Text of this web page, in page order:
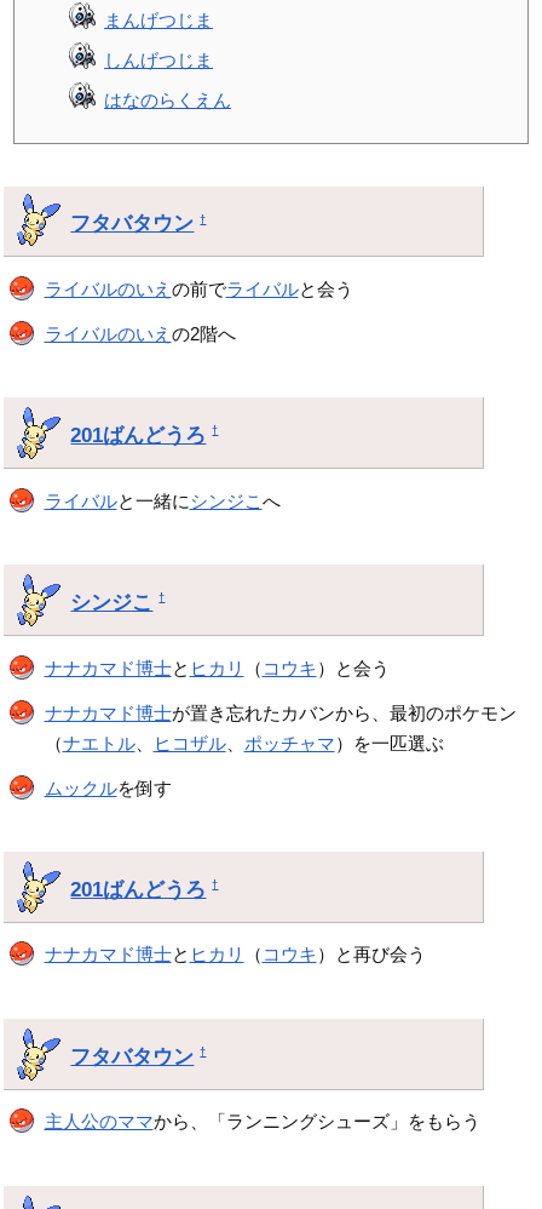
まんげつじま
しんげつじま
はなのらくえん
フタバタウン †
ライバルのいえ の前でライバルと会う
ライバルのいえ の2階へ
201ばんどうろ †
ライバルと一緒にシンジこ へ
シンジこ †
ナナカマド博士と ヒカリ （ コウキ）と会う
ナナカマド博士が置き忘れたカバンから、最初のポケモン
（ナエトル、 ヒコザル、 ポッチャマ）を一匹選ぶ
ムックルを倒す
201ばんどうろ †
ナナカマド博士と ヒカリ （ コウキ）と再び会う
フタバタウン †
主人公のママから、「ランニングシューズ」をもらう